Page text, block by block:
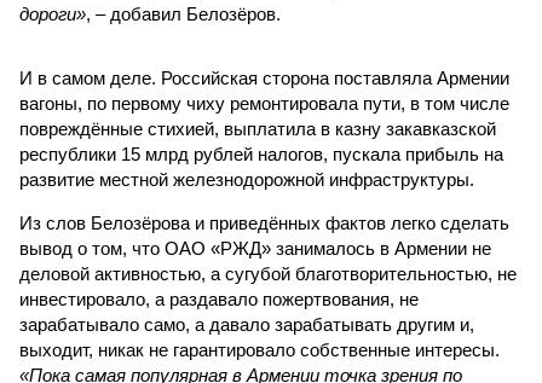
дороги», – добавил Белозёров.
И в самом деле. Российская сторона поставляла Армении
вагоны, по первому чиху ремонтировала пути, в том числе
повреждённые стихией, выплатила в казну закавказской
республики 15 млрд рублей налогов, пускала прибыль на
развитие местной железнодорожной инфраструктуры.
Из слов Белозёрова и приведённых фактов легко сделать
вывод о том, что ОАО «РЖД» занималось в Армении не
деловой активностью, а сугубой благотворительностью, не
инвестировало, а раздавало пожертвования, не
зарабатывало само, а давало зарабатывать другим и,
выходит, никак не гарантировало собственные интересы.
«Пока самая популярная в Армении точка зрения по